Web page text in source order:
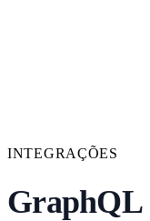
INTEGRAÇÕES
GraphQL